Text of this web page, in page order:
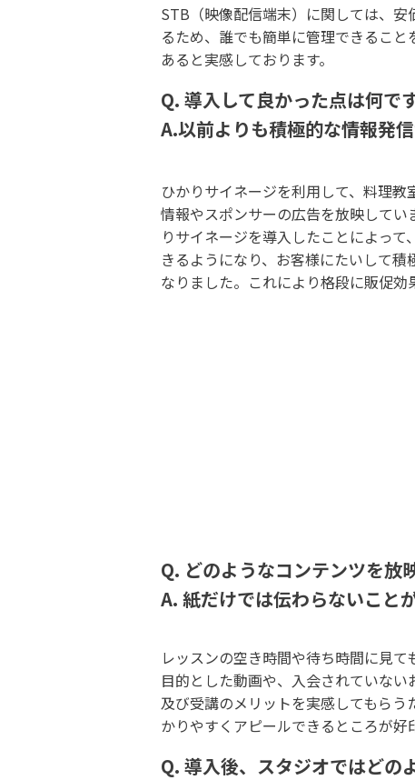
STB（映像配信端末）に関しては、
るため、誰でも簡単に管理できるこ
あると実感しております。
Q. 導入して良かった点は何です
A.以前よりも積極的な情報発
ひかりサイネージを利用して、料理
情報やスポンサーの広告を放映してい
りサイネージを導入したことによっ
きるようになり、お客様にたいして
なりました。これにより格段に販促効
Q. どのようなコンテンツを放
A. 紙だけでは伝わらないこと
レッスンの空き時間や待ち時間に見
目的とした動画や、入会されていな
及び受講のメリットを実感してもら
かりやすくアピールできるところが好
Q. 導入後、スタジオではどの